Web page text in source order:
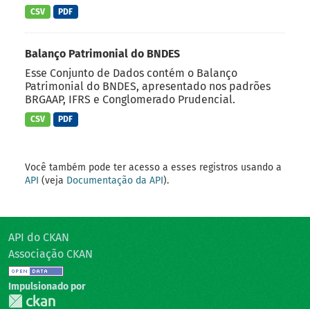
CSV PDF
Balanço Patrimonial do BNDES
Esse Conjunto de Dados contém o Balanço
Patrimonial do BNDES, apresentado nos padrões
BRGAAP, IFRS e Conglomerado Prudencial.
CSV PDF
Você também pode ter acesso a esses registros usando a
API (veja Documentação da API).
API do CKAN
Associação CKAN
Impulsionado por